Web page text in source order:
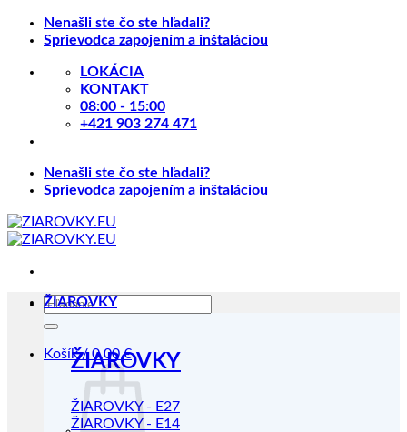
Skip
Nenašli ste čo ste hľadali?
Sprievodca zapojením a inštaláciou
LOKÁCIA
KONTAKT
08:00 - 15:00
+421 903 274 471
Nenašli ste čo ste hľadali?
Sprievodca zapojením a inštaláciou
Hľadať:
Košík /0.00€
ŽIAROVKY
ŽIAROVKY
ŽIAROVKY - E27
ŽIAROVKY - E14